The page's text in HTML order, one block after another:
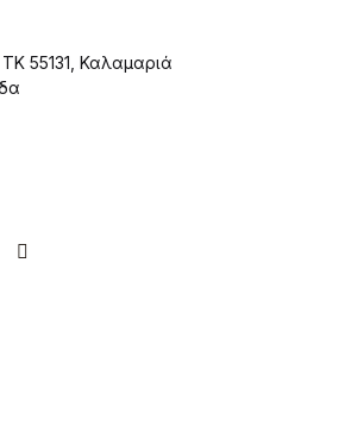
55131, Καλαμαριά